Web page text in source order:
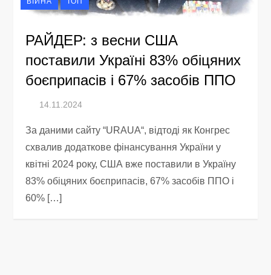
РАЙДЕР: з весни США
поставили Україні 83% обіцяних
боєприпасів і 67% засобів ППО
За даними сайту “URAUA“, відтоді як Конгрес
схвалив додаткове фінансування України у
квітні 2024 року, США вже поставили в Україну
83% обіцяних боєприпасів, 67% засобів ППО і
60% […]